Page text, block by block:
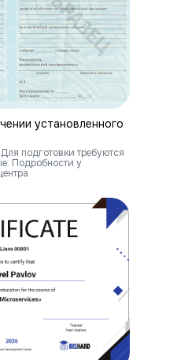
установленного
подготовки требуются
Подробности у